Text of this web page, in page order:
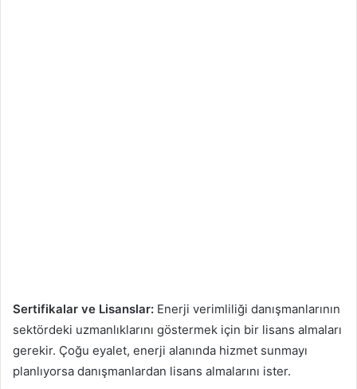
Sertifikalar ve Lisanslar: Enerji verimliliği danışmanlarının
sektördeki uzmanlıklarını göstermek için bir lisans almaları
gerekir. Çoğu eyalet, enerji alanında hizmet sunmayı
planlıyorsa danışmanlardan lisans almalarını ister.